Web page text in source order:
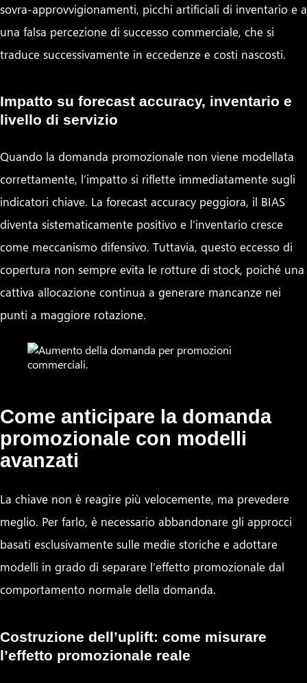
sovra-approvvigionamenti, picchi artificiali di inventario e a
una falsa percezione di successo commerciale, che si
traduce successivamente in eccedenze e costi nascosti.
Impatto su forecast accuracy, inventario e
livello di servizio
Quando la domanda promozionale non viene modellata
correttamente, l’impatto si riflette immediatamente sugli
indicatori chiave. La forecast accuracy peggiora, il BIAS
diventa sistematicamente positivo e l’inventario cresce
come meccanismo difensivo. Tuttavia, questo eccesso di
copertura non sempre evita le rotture di stock, poiché una
cattiva allocazione continua a generare mancanze nei
punti a maggiore rotazione.
Come anticipare la domanda
promozionale con modelli
avanzati
La chiave non è reagire più velocemente, ma prevedere
meglio. Per farlo, è necessario abbandonare gli approcci
basati esclusivamente sulle medie storiche e adottare
modelli in grado di separare l’effetto promozionale dal
comportamento normale della domanda.
Costruzione dell’uplift: come misurare
l’effetto promozionale reale